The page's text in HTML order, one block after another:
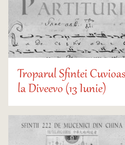
Troparul Sfintei
la Diveevo (13 Iunie)